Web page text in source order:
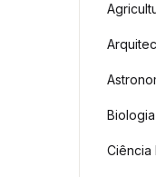
Biologia
Ciência